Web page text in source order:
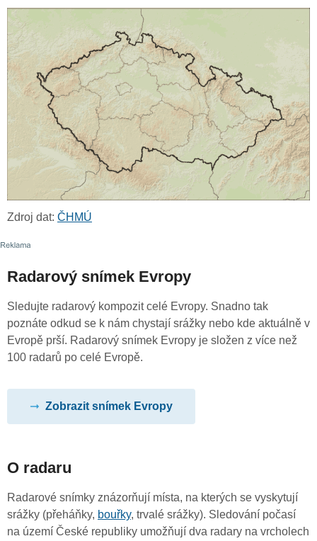
Zdroj dat: ČHMÚ
Radarový snímek Evropy
Sledujte radarový kompozit celé Evropy. Snadno tak
poznáte odkud se k nám chystají srážky nebo kde aktuálně v
Evropě prší. Radarový snímek Evropy je složen z více než
100 radarů po celé Evropě.
Zobrazit snímek Evropy
O radaru
Radarové snímky znázorňují místa, na kterých se vyskytují
srážky (přeháňky, bouřky, trvalé srážky). Sledování počasí
na území České republiky umožňují dva radary na vrcholech